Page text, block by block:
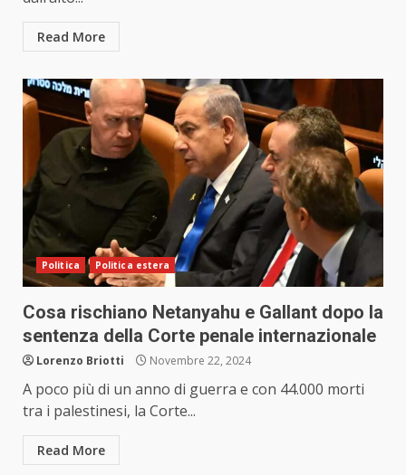
Read More
Politica Politica estera
Cosa rischiano Netanyahu e Gallant dopo la
sentenza della Corte penale internazionale
Lorenzo Briotti Novembre 22, 2024
A poco più di un anno di guerra e con 44.000 morti
tra i palestinesi, la Corte...
Read More